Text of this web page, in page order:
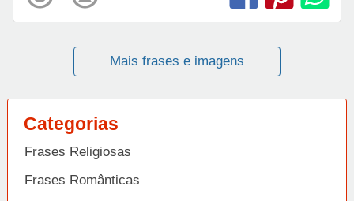
Mais frases e imagens
Categorias
Frases Religiosas
Frases Românticas